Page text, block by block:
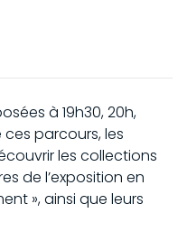
à 19h30, 20h,
ces parcours, les
les collections
de l’exposition en
», ainsi que leurs